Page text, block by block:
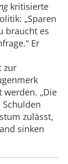
kritisierte
„Sparen
braucht es
Er
zur
„Die
zulässt,
sinken